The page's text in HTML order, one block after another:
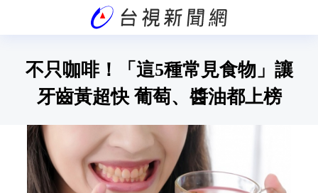
不只咖啡！「這5種常見食物」讓
牙齒黃超快 葡萄、醬油都上榜